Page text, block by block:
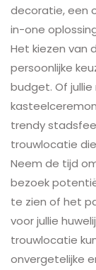
decoratie, een
in-one
Het kiezen van
persoonlijke
budget. Of
trendy
trouwlocatie
Neem de tijd
bezoek
te zien of het
voor jullie
trouwlocatie
onvergetelijke